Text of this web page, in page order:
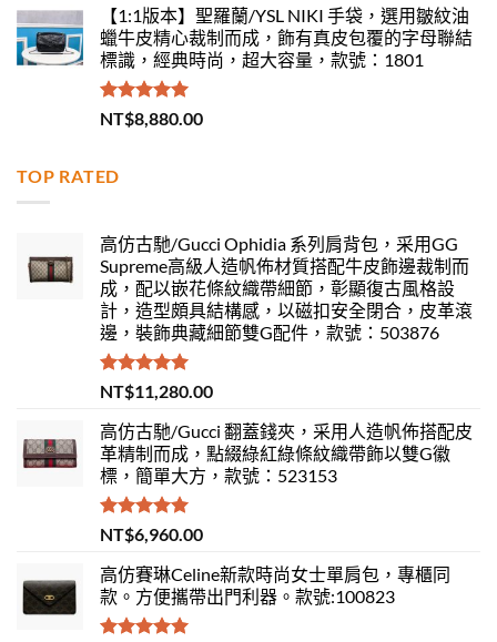
【1:1版本】聖羅蘭/YSL NIKI 手袋，選用皺紋油
蠟牛皮精心裁制而成，飾有真皮包覆的字母聯結
標識，經典時尚，超大容量，款號：1801
評分 5.00
滿分 5
NT$8,880.00
TOP RATED
高仿古馳/Gucci Ophidia 系列肩背包，采用GG
Supreme高級人造帆佈材質搭配牛皮飾邊裁制而
成，配以嵌花條紋織帶細節，彰顯復古風格設
計，造型頗具結構感，以磁扣安全閉合，皮革滾
邊，裝飾典藏細節雙G配件，款號：503876
評分5.00
滿分 5
NT$11,280.00
高仿古馳/Gucci 翻蓋錢夾，采用人造帆佈搭配皮
革精制而成，點綴綠紅綠條紋織帶飾以雙G徽
標，簡單大方，款號：523153
評分 5.00
滿分 5
NT$6,960.00
高仿賽琳Celine新款時尚女士單肩包，專櫃同
款。方便攜帶出門利器。款號:100823